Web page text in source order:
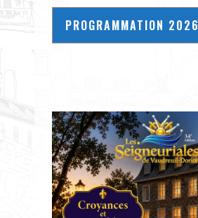
PROGRAMMATION 2026